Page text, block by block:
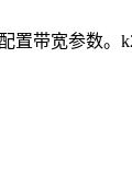
置带宽参数。